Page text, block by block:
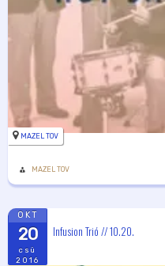
MAZEL TOV
MAZEL TOV
OKT
20
csü
2016
Infusion Trió // 10.20.